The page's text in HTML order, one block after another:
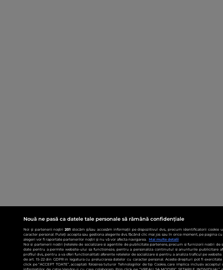
Nouă ne pasă ca datele tale personale să rămână confidențiale
Noi și partenerii noștri201 stocăm și/sau accesăm informații pe dispozitivul dvs., precum identificatorii
caracter personal. Puteți accepta sau gestiona alegerile dvs. făcând clic mai jos sau în orice moment, pe pagina
alegeri vor fi raportate partenerilor noștri și nu vă vor afecta navigarea.
Mai multe detalii
Noi si partenerii nostri (retelele de socializare si agentiile de publicitate partenere, precum si furnizorii nostri de
date pentru a permite website-ului sa functioneze, pentru a personaliza continutul si anunturile publicitare
profilul dvs., pentru a va oferi functionalitati aferente retelelor de socializare si pentru a analiza traficul pe
de art. 15-22 din GDPR in legatura cu prelucrarea datelor cu caracter personal. Aceste drepturi pot fi
click pe “ACCEPT TOATE”, acceptati folosirea tuturor Tehnologiilor de tip Cookie, care implica inclusiv acceptul
informatiilor de catre Vendor-ii cu care colaboram. Prin click pe “VREAU SA MODIFIC SETARILE